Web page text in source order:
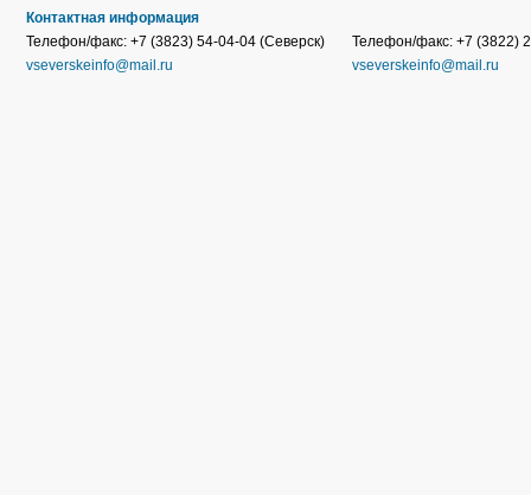
Контактная информация
Телефон/факс: +7 (3823) 54-04-04 (Северск)
vseverskeinfo@mail.ru
Телефон/факс: +7 (3822)
vseverskeinfo@mail.ru